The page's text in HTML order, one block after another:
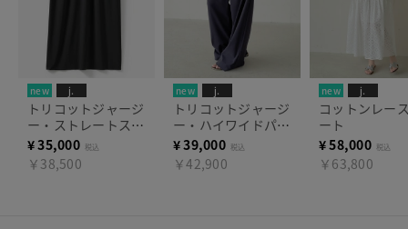
new j.
トリコットジャージ
ー・ストレートスカ
ート
¥35,000 税込
￥38,500
new j.
トリコットジャージ
ー・ハイワイドパン
ツ
¥39,000 税込
￥42,900
new j.
コットンレー
ート
¥58,000 税込
￥63,800